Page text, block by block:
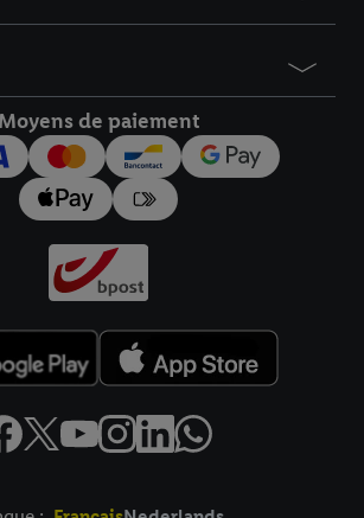
Moyens de paiement